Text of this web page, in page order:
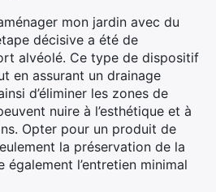
mon jardin avec du
décisive a été de
alvéolé. Ce type de dispositif
en assurant un drainage
d’éliminer les zones de
nuire à l’esthétique et à
Opter pour un produit de
la préservation de la
l’entretien minimal